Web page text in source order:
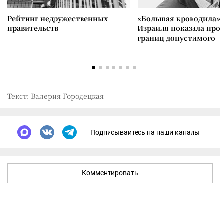
Рейтинг недружественных
правительств
«Большая
Израиля показала
границ допустимого
Текст: Валерия Городецкая
Подписывайтесь на наши каналы
Комментировать